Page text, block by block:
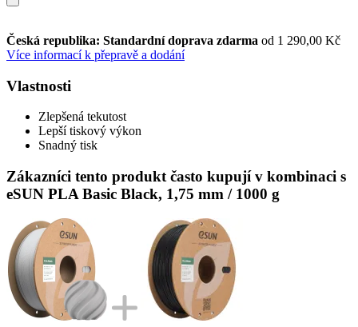
Česká republika: Standardní doprava zdarma od 1 290,00 Kč
Více informací k přepravě a dodání
Vlastnosti
Zlepšená tekutost
Lepší tiskový výkon
Snadný tisk
Zákazníci tento produkt často kupují v kombinaci s
eSUN PLA Basic Black, 1,75 mm / 1000 g